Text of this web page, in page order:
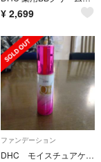
¥ 2,699
ファンデーション
DHC モイスチュアケア クリアリキッドファンデーション ピンクオークル01